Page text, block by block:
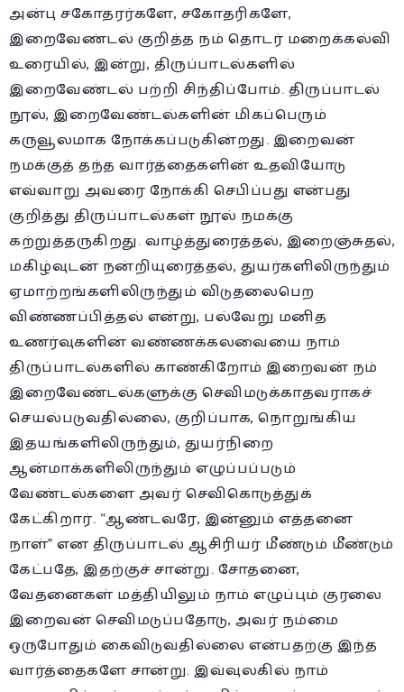
அன்பு சகோதரர்களே, சகோதரிகளே,
இறைவேண்டல் குறித்த நம் தொடர் மறைக்கல்வி
உரையில், இன்று, திருப்பாடல்களில்
இறைவேண்டல் பற்றி சிந்திப்போம். திருப்பாடல்
நூல், இறைவேண்டல்களின் மிகப்பெரும்
கருவூலமாக நோக்கப்படுகின்றது. இறைவன்
நமக்குத் தந்த வார்த்தைகளின் உதவியோடு
எவ்வாறு அவரை நோக்கி செபிப்பது என்பது
குறித்து திருப்பாடல்கள் நூல் நமக்கு
கற்றுத்தருகிறது. வாழ்த்துரைத்தல், இறைஞ்சுதல்,
மகிழ்வுடன் நன்றியுரைத்தல், துயர்களிலிருந்தும்
ஏமாற்றங்களிலிருந்தும் விடுதலைபெற
விண்ணப்பித்தல் என்று, பல்வேறு மனித
உணர்வுகளின் வண்ணக்கலவையை நாம்
திருப்பாடல்களில் காண்கிறோம் இறைவன் நம்
இறைவேண்டல்களுக்கு செவிமடுக்காதவராகச்
செயல்படுவதில்லை, குறிப்பாக, நொறுங்கிய
இதயங்களிலிருந்தும், துயர்நிறை
ஆன்மாக்களிலிருந்தும் எழுப்பப்படும்
வேண்டல்களை அவர் செவிகொடுத்துக்
கேட்கிறார். “ஆண்டவரே, இன்னும் எத்தனை
நாள்” என திருப்பாடல் ஆசிரியர் மீண்டும் மீண்டும்
கேட்பதே, இதற்குச் சான்று. சோதனை,
வேதனைகள் மத்தியிலும் நாம் எழுப்பும் குரலை
இறைவன் செவிமடுப்பதோடு, அவர் நம்மை
ஒருபோதும் கைவிடுவதில்லை என்பதற்கு இந்த
வார்த்தைகளே சான்று. இவ்வுலகில் நாம்